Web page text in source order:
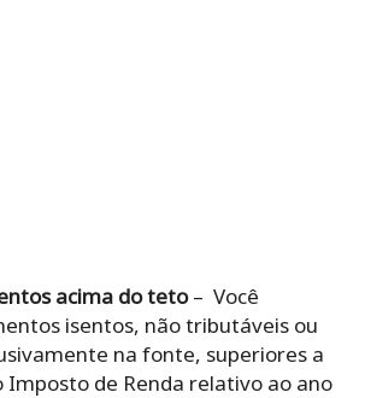
acima do teto– Você
isentos, não tributáveis ou
na fonte, superiores a
Imposto de Renda relativo ao ano